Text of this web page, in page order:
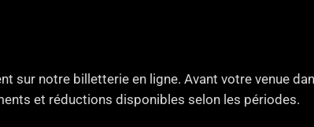
sur notre billetterie en ligne. Avant votre venue
et réductions disponibles selon les périodes.